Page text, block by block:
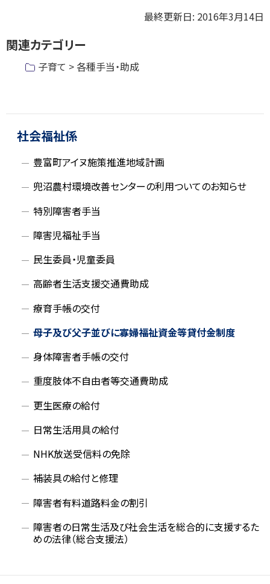
プ
最終更新日: 2016年3月14日
関連カテゴリー
子育て > 各種手当・助成
ッ
サ社会福祉係
豊富町アイヌ施策推進地域計画
兜沼農村環境改善センターの利用ついてのお知らせ
特別障害者手当
障害児福祉手当
民生委員・児童委員
高齢者生活支援交通費助成
療育手帳の交付
母子及び父子並びに寡婦福祉資金等貸付金制度
身体障害者手帳の交付
重度肢体不自由者等交通費助成
更生医療の給付
日常生活用具の給付
NHK放送受信料の免除
補装具の給付と修理
障害者有料道路料金の割引
障害者の日常生活及び社会生活を総合的に支援するた
めの法律（総合支援法）